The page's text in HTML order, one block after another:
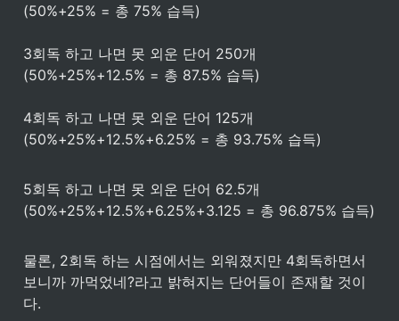
(50%+25% = 총 75% 습득)
3회독 하고 나면 못 외운 단어 250개
(50%+25%+12.5% = 총 87.5% 습득)
4회독 하고 나면 못 외운 단어 125개
(50%+25%+12.5%+6.25% = 총 93.75% 습득)
5회독 하고 나면 못 외운 단어 62.5개
(50%+25%+12.5%+6.25%+3.125 = 총 96.875% 습득)
물론, 2회독 하는 시점에서는 외워졌지만 4회독하면서
보니까 까먹었네?라고 밝혀지는 단어들이 존재할 것이
다.